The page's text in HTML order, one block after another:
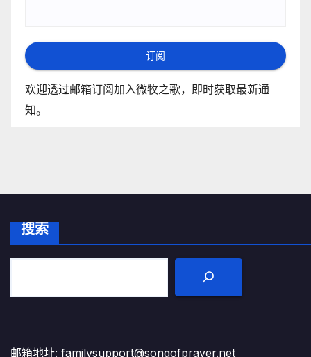
订阅
欢迎透过邮箱订阅加入微牧之歌，即时获取最新通
知。
搜索
邮箱地址: familysupport@songofprayer.net